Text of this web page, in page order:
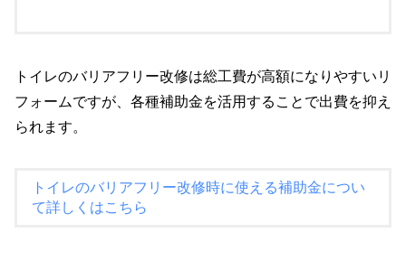
トイレのバリアフリー改修は総工費が高額になりやすいリ
フォームですが、各種補助金を活用することで出費を抑え
られます。
トイレのバリアフリー改修時に使える補助金につい
て詳しくはこちら